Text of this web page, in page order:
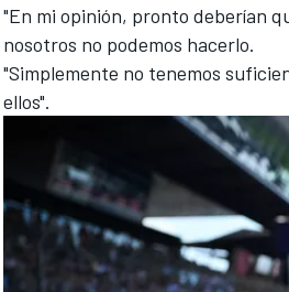
"En mi opinión, pronto deberían
nosotros no podemos hacerlo.
"Simplemente no tenemos
ellos".